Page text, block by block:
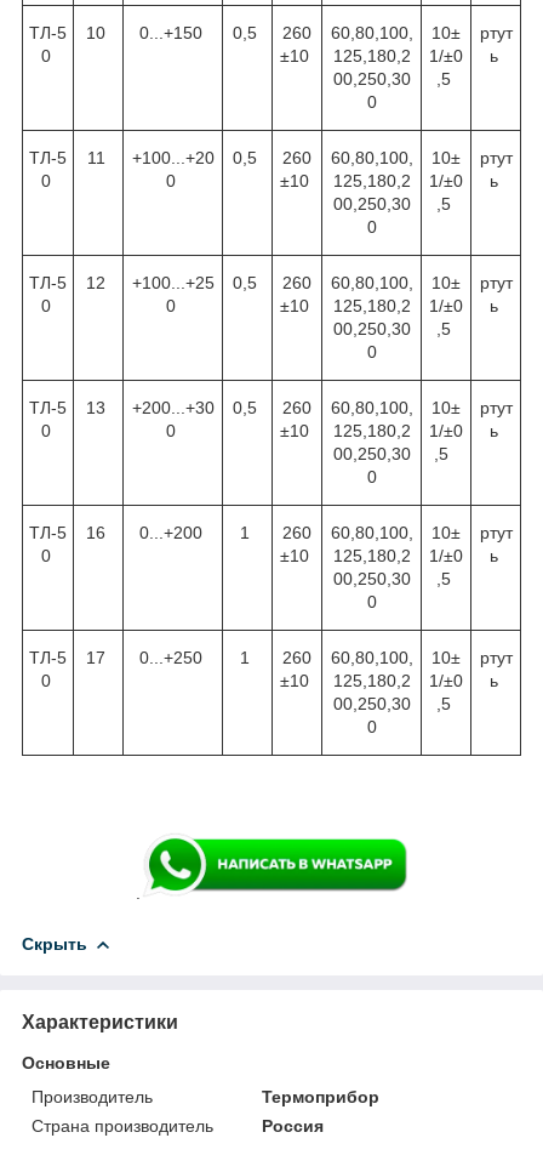
ТЛ-5
0
10 0...+150 0,5
260
±10
60,80,100,
125,180,2
00,250,30
0
10±
1/±0
,5
ртут
ь
ТЛ-5
0
11
+100...+20
0
0,5
260
±10
60,80,100,
125,180,2
00,250,30
0
10±
1/±0
,5
ртут
ь
ТЛ-5
0
12
+100...+25
0
0,5
260
±10
60,80,100,
125,180,2
00,250,30
0
10±
1/±0
,5
ртут
ь
ТЛ-5
0
13
+200...+30
0
0,5
260
±10
60,80,100,
125,180,2
00,250,30
0
10±
1/±0
,5
ртут
ь
ТЛ-5
0
16 0...+200 1
260
±10
60,80,100,
125,180,2
00,250,30
0
10±
1/±0
,5
ртут
ь
ТЛ-5
0
17 0...+250 1
260
±10
60,80,100,
125,180,2
00,250,30
0
10±
1/±0
,5
ртут
ь
Скрыть
Характеристики
Основные
Производитель
Термоприбор
Страна производитель
Россия